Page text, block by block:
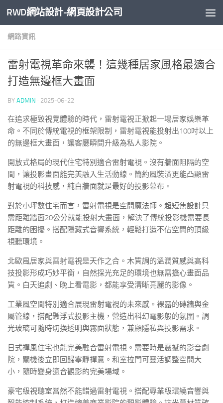
Skip to content
RWD網站設計-網頁設計公司
網路資訊
雷射電視革命來襲！這幾種居家風格最適合
打造無邊框大畫面
BY ADMIN · 2025-06-22
在追求極致視覺體驗的時代，雷射電視正掀起一場居家娛樂革
命。不同於傳統電視的框架限制，雷射電視能投射出100吋以上
的無邊框大畫面，讓客廳瞬間升級為私人影院。
開放式格局的現代住宅特別適合雷射電視。沒有牆面阻隔的空
間，讓投影畫面能完美融入生活動線。簡約風裝潢更能凸顯雷
射電視的科技感，純白牆面就是最好的投影幕布。
對於小坪數住宅而言，雷射電視是空間魔法師。超短焦設計只
需距離牆面20公分就能投射大畫面，解決了傳統投影機需要長
距離的困擾。搭配隱藏式音響系統，輕鬆打造不佔空間的頂級
視聽環境。
北歐風居家與雷射電視是天作之合。木質調的溫潤質感與高科
技投影形成巧妙平衡，自然採光充足的環境也無需擔心畫面品
質。白天追劇、晚上看電影，都能享受清晰亮麗的影像。
工業風空間特別適合展現雷射電視的未來感。裸露的磚牆與金
屬管線，搭配懸浮式投影主機，營造出科幻電影般的氛圍。調
光玻璃可隨時切換透明與霧面狀態，兼顧隱私與投影需求。
日式禪風住宅也能完美融合雷射電視。需要時是震撼的影音劇
院，關機後立即回歸寧靜禪意。和室拉門可靈活調整空間大
小，隨時變身適合觀影的完美場域。
豪宅級視聽室當然不能錯過雷射電視。搭配專業級環繞音響與